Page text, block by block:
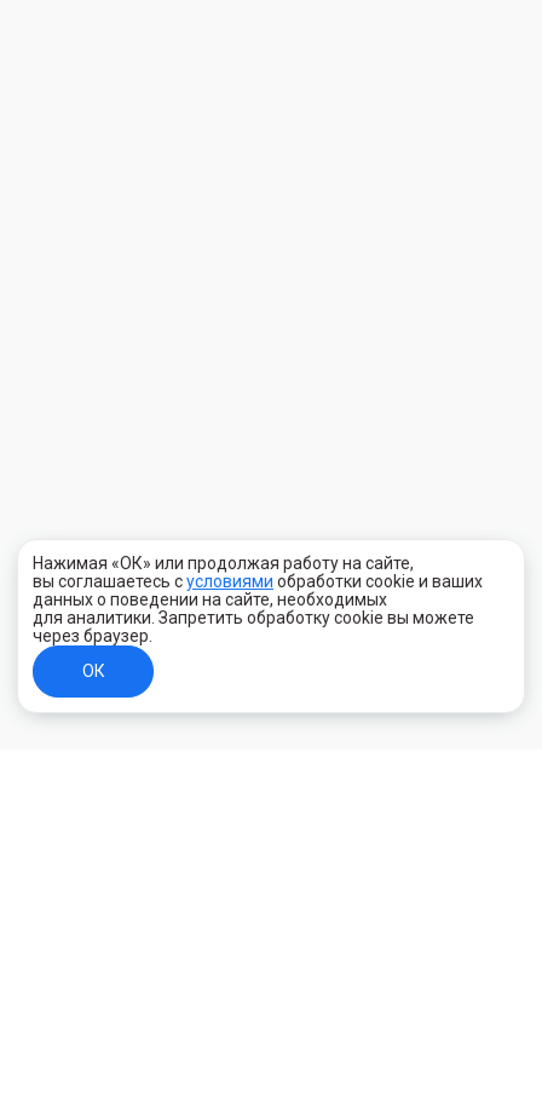
Нажимая «ОК» или продолжая работу на сайте,
вы соглашаетесь сусловиями обработки cookie и ваших
данных о поведении на сайте, необходимых
для аналитики. Запретить обработку cookie вы можете
через браузер.
ОК